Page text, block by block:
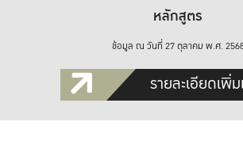
หลักสูตร
ข้อมูล ณ วันที่ 27 ตุลาคม พ.ศ.
รายละเอียดเพิ่